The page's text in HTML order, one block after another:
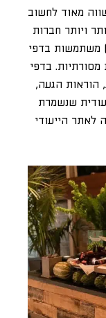
מאוד לחשוב
ויותר חברות
משתמשות בדפי
מסורתיות. בדפי
הוראות הגעה,
שנשמרת
לאתר הייעודי